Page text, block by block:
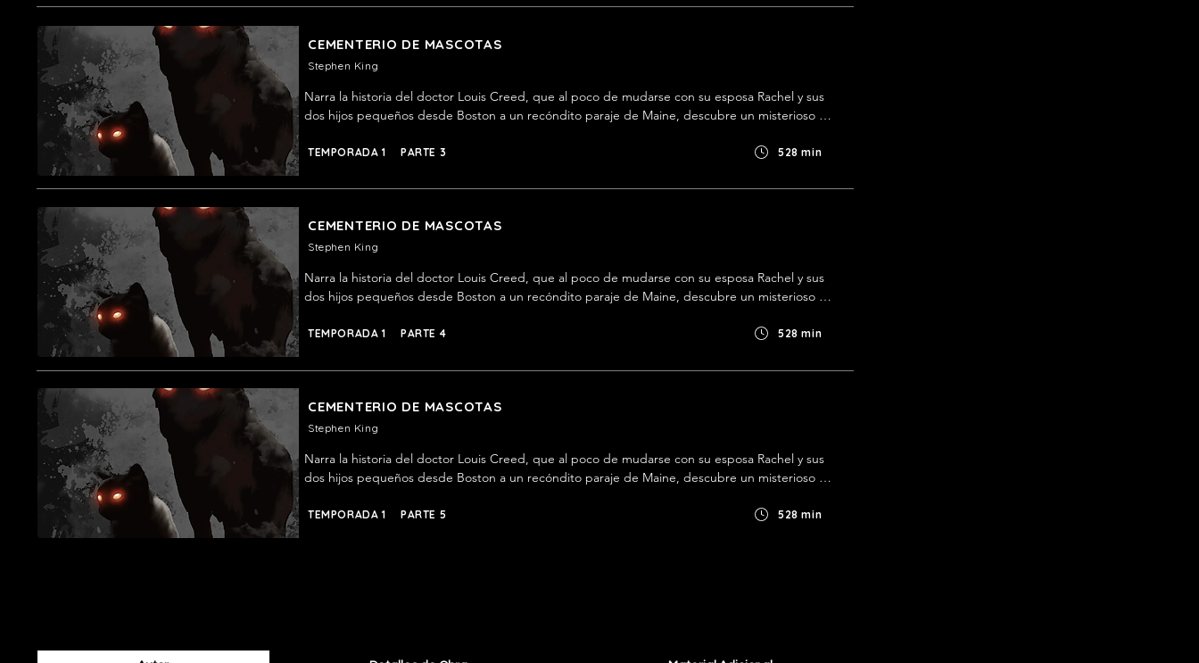
CEMENTERIO DE MASCOTAS
Stephen King
Narra la historia del doctor Louis Creed, que al poco de mudarse con su esposa Rachel y sus
dos hijos pequeños desde Boston a un recóndito paraje de Maine, descubre un misterioso
familiar.
PARTE 3 528 min
TEMPORADA 1
CEMENTERIO DE MASCOTAS
Stephen King
Narra la historia del doctor Louis Creed, que al poco de mudarse con su esposa Rachel y sus
dos hijos pequeños desde Boston a un recóndito paraje de Maine, descubre un misterioso
familiar.
PARTE 4 528 min
TEMPORADA 1
CEMENTERIO DE MASCOTAS
Stephen King
Narra la historia del doctor Louis Creed, que al poco de mudarse con su esposa Rachel y sus
dos hijos pequeños desde Boston a un recóndito paraje de Maine, descubre un misterioso
familiar.
PARTE 5 528 min
TEMPORADA 1